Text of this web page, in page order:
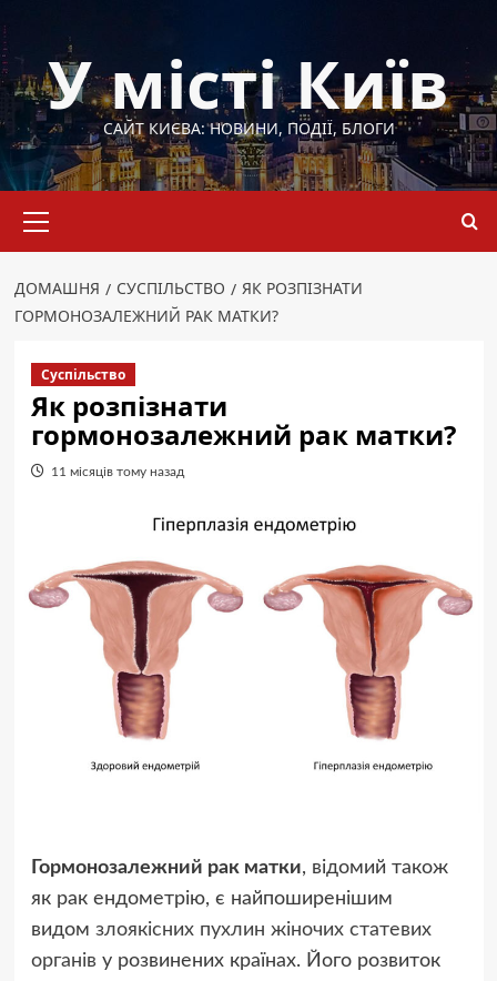
до
вмістуУ місті Київ
САЙТ КИЄВА: НОВИНИ, ПОДІЇ, БЛОГИ
меню
ДОМАШНЯ СУСПІЛЬСТВО
ЯК РОЗПІЗНАТИ
ГОРМОНОЗАЛЕЖНИЙ РАК МАТКИ?
Суспільство
Як розпізнати
гормонозалежний рак матки?
11 місяців тому назад
Гормонозалежний рак матки, відомий також
як рак ендометрію, є найпоширенішим
видом злоякісних пухлин жіночих статевих
органіву розвинених країнах. Його розвиток